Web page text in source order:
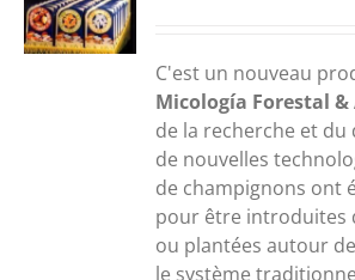
C'est un nouveau
Micología Forestal &
de la recherche et
de nouvelles
de champignons ont
pour être introduites
ou plantées autour
le système